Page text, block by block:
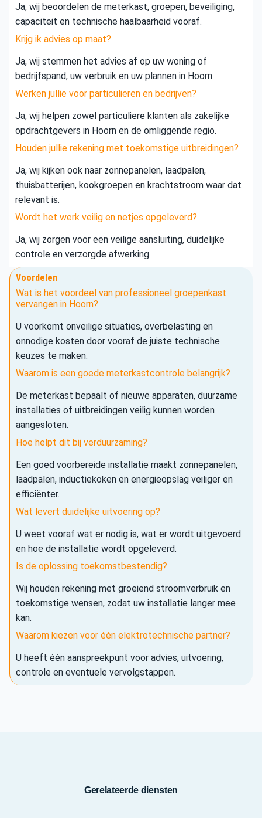
Ja, wij beoordelen de meterkast, groepen, beveiliging,
capaciteit en technische haalbaarheid vooraf.
Krijg ik advies op maat?
Ja, wij stemmen het advies af op uw woning of
bedrijfspand, uw verbruik en uw plannen in Hoorn.
Werken jullie voor particulieren en bedrijven?
Ja, wij helpen zowel particuliere klanten als zakelijke
opdrachtgevers in Hoorn en de omliggende regio.
Houden jullie rekening met toekomstige uitbreidingen?
Ja, wij kijken ook naar zonnepanelen, laadpalen,
thuisbatterijen, kookgroepen en krachtstroom waar dat
relevant is.
Wordt het werk veilig en netjes opgeleverd?
Ja, wij zorgen voor een veilige aansluiting, duidelijke
controle en verzorgde afwerking.
Voordelen
Wat is het voordeel van professioneel groepenkast
vervangen in Hoorn?
U voorkomt onveilige situaties, overbelasting en
onnodige kosten door vooraf de juiste technische
keuzes te maken.
Waarom is een goede meterkastcontrole belangrijk?
De meterkast bepaalt of nieuwe apparaten, duurzame
installaties of uitbreidingen veilig kunnen worden
aangesloten.
Hoe helpt dit bij verduurzaming?
Een goed voorbereide installatie maakt zonnepanelen,
laadpalen, inductiekoken en energieopslag veiliger en
efficiënter.
Wat levert duidelijke uitvoering op?
U weet vooraf wat er nodig is, wat er wordt uitgevoerd
en hoe de installatie wordt opgeleverd.
Is de oplossing toekomstbestendig?
Wij houden rekening met groeiend stroomverbruik en
toekomstige wensen, zodat uw installatie langer mee
kan.
Waarom kiezen voor één elektrotechnische partner?
U heeft één aanspreekpunt voor advies, uitvoering,
controle en eventuele vervolgstappen.
Gerelateerde diensten